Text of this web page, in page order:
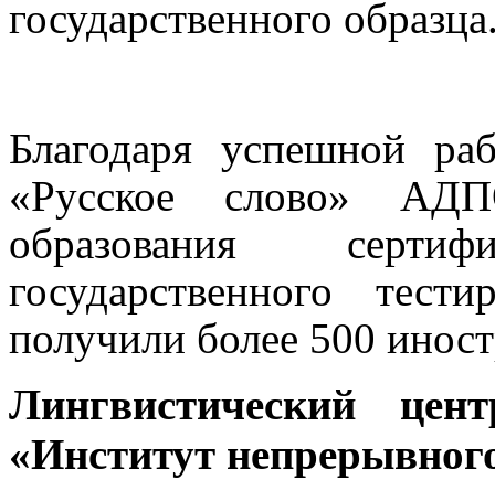
государственного
Благодаря успешной
«Русское слово»
образования
государственного
получили более 500
Лингвистический
«Институт